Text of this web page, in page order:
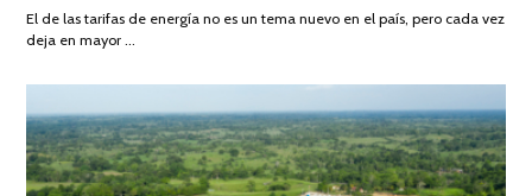
DE
El de las tarifas de energía no es un tema nuevo en el país, pero cada vez
deja en mayor …